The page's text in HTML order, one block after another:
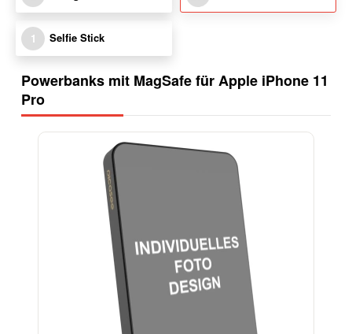
1 Selfie Stick
Powerbanks mit MagSafe für Apple iPhone 11
Pro